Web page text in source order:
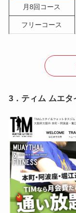
月8回コース
フリーコース
3．ティム ムエタ